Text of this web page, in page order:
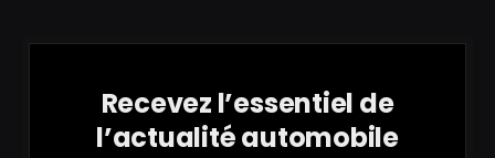
Recevez l’essentiel de
l’actualité automobile